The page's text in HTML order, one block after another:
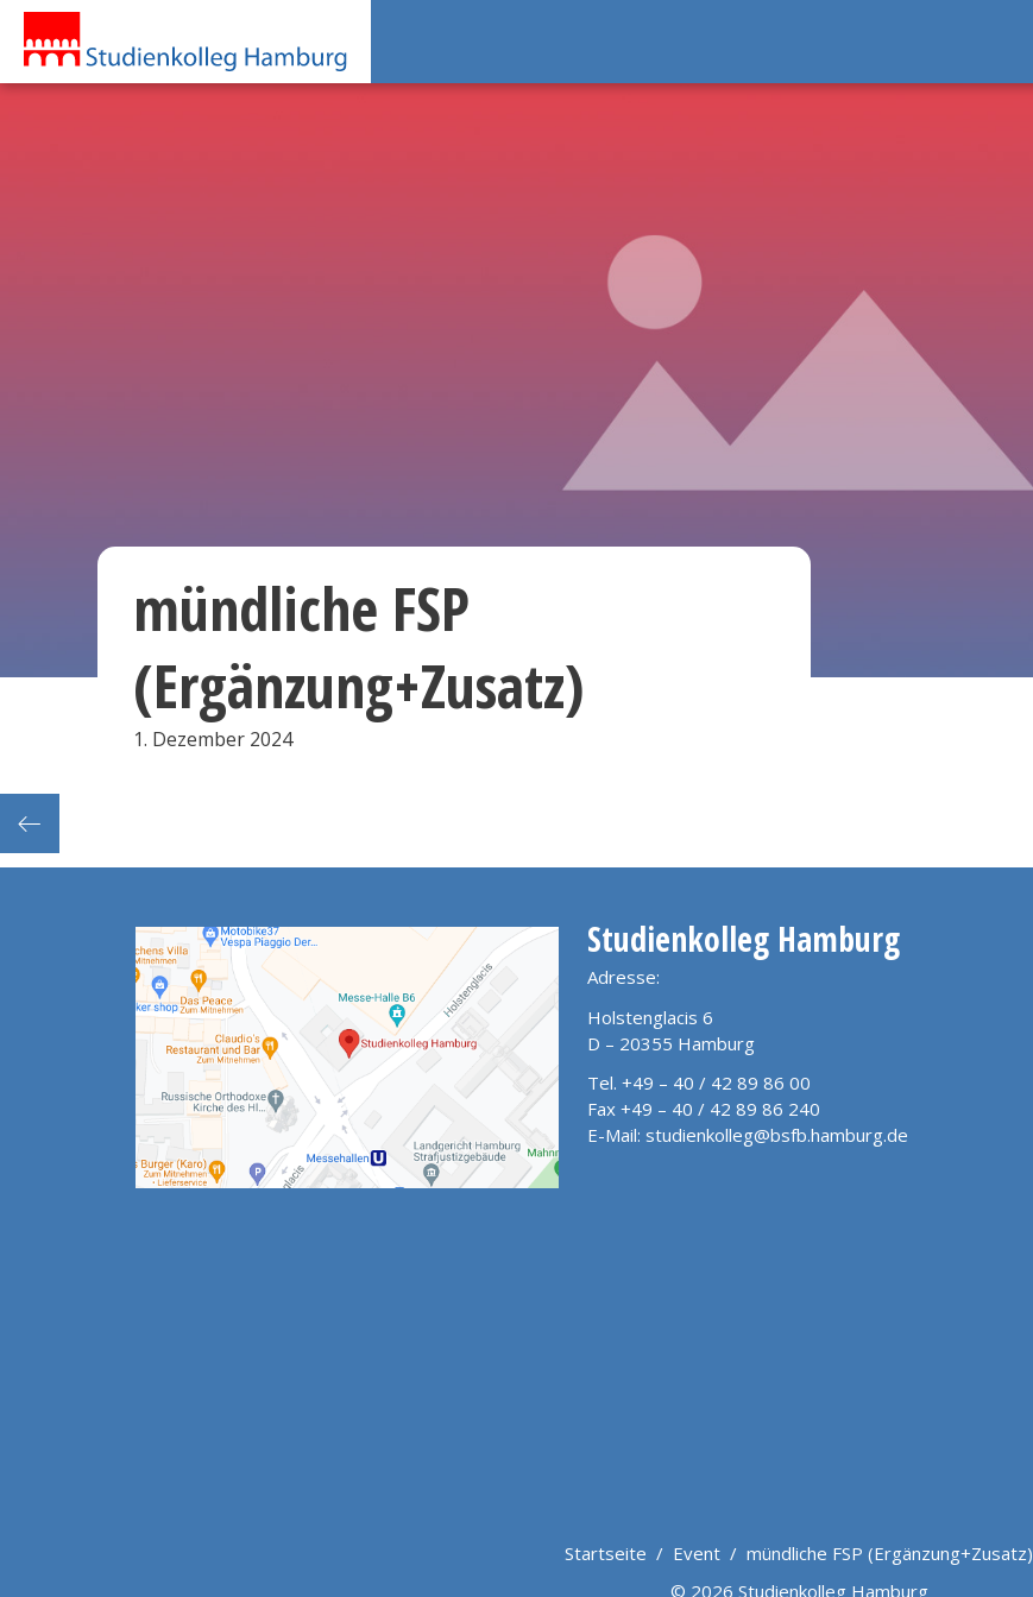
1
mündliche FSP
(Ergänzung+Zusatz)
1. Dezember 2024
Studienkolleg Hamburg
Adresse:
Holstenglacis 6
D – 20355 Hamburg
Tel. +49 – 40 / 42 89 86 00
Fax +49 – 40 / 42 89 86 240
E-Mail: studienkolleg@bsfb.hamburg.de
Startseite / Event / mündliche FSP (Ergänzung+Zusatz)
© 2026 Studienkolleg Hamburg